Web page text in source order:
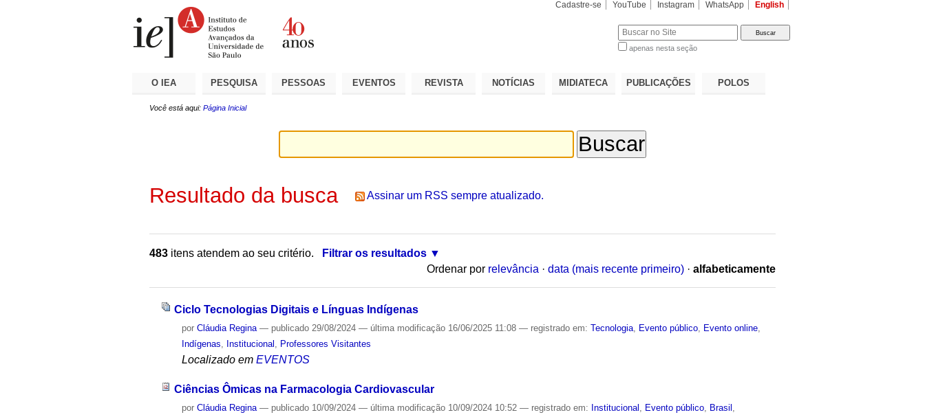
Cadastre-se YouTube Instagram WhatsApp English
apenas nesta seção
O IEA PESQUISA PESSOAS EVENTOS REVISTA NOTÍCIAS MIDIATECA PUBLICAÇÕES POLOS
Você está aqui: Página Inicial
Resultado da busca Assinar um RSS sempre atualizado.
483 itens atendem ao seu critério.
Filtrar os resultados
Ordenar por relevância · data (mais recente primeiro) · alfabeticamente
Ciclo Tecnologias Digitais e Línguas Indígenas
porCláudia Regina — publicado 29/08/2024— última modificação 16/06/2025 11:08— registrado em:Tecnologia Evento público Evento online
Indígenas
Institucional Professores Visitantes
Localizado em EVENTOS
Ciências Ômicas na Farmacologia Cardiovascular
porCláudia Regina — publicado 10/09/2024— última modificação 10/09/2024 10:52— registrado em: Institucional Evento público Brasil